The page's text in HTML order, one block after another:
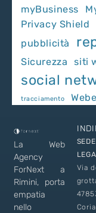
myBusiness
Privacy Shield
pubblicità
Sicurezza
siti
social
tracciamento
La Web
Agency
ForNext a
Rimini, porta
empatia
nello
SEDE
Via